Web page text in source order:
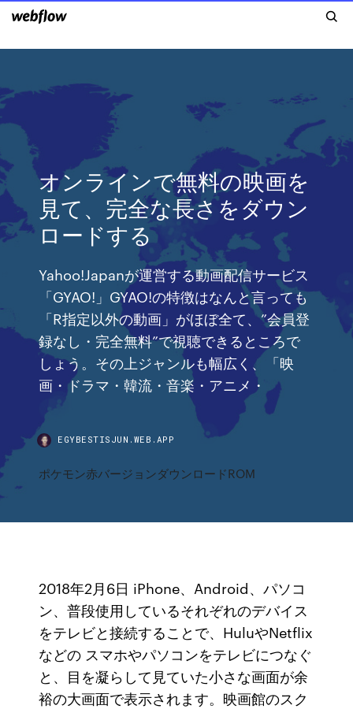
オンラインで無料の映画を
見て、完全な長さをダウン
ロードする
Yahoo!Japanが運営する動画配信サービス
「GYAO!」GYAO!の特徴はなんと言っても
「R指定以外の動画」がほぼ全て、”会員登
録なし・完全無料”で視聴できるところで
しょう。その上ジャンルも幅広く、「映
画・ドラマ・韓流・音楽・アニメ・
EGYBESTISJUN.WEB.APP
ポケモン赤バージョンダウンロードROM
2018年2月6日 iPhone、Android、パソコ
ン、普段使用しているそれぞれのデバイス
をテレビと接続することで、HuluやNetflix
などの スマホやパソコンをテレビにつなぐ
と、目を凝らして見ていた小さな画面が余
裕の大画面で表示されます。映画館のスク